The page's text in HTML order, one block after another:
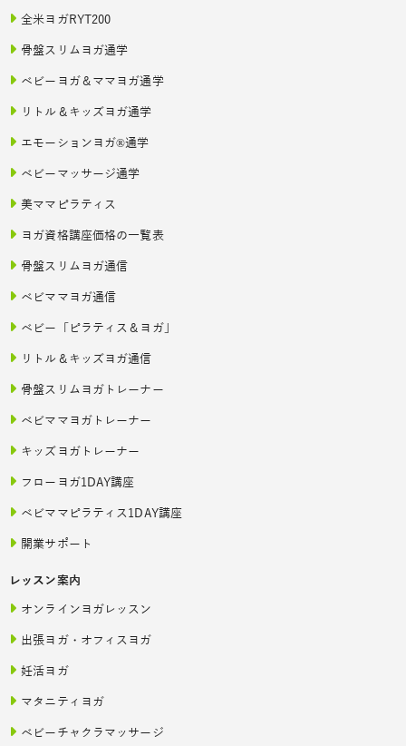
全米ヨガRYT200
骨盤スリムヨガ通学
ベビーヨガ＆ママヨガ通学
リトル＆キッズヨガ通学
エモーションヨガ®通学
ベビーマッサージ通学
美ママピラティス
ヨガ資格講座価格の一覧表
骨盤スリムヨガ通信
ベビママヨガ通信
ベビー「ピラティス＆ヨガ」
リトル＆キッズヨガ通信
骨盤スリムヨガトレーナー
ベビママヨガトレーナー
キッズヨガトレーナー
フローヨガ1DAY講座
ベビママピラティス1DAY講座
開業サポート
レッスン案内
オンラインヨガレッスン
出張ヨガ・オフィスヨガ
妊活ヨガ
マタニティヨガ
ベビーチャクラマッサージ